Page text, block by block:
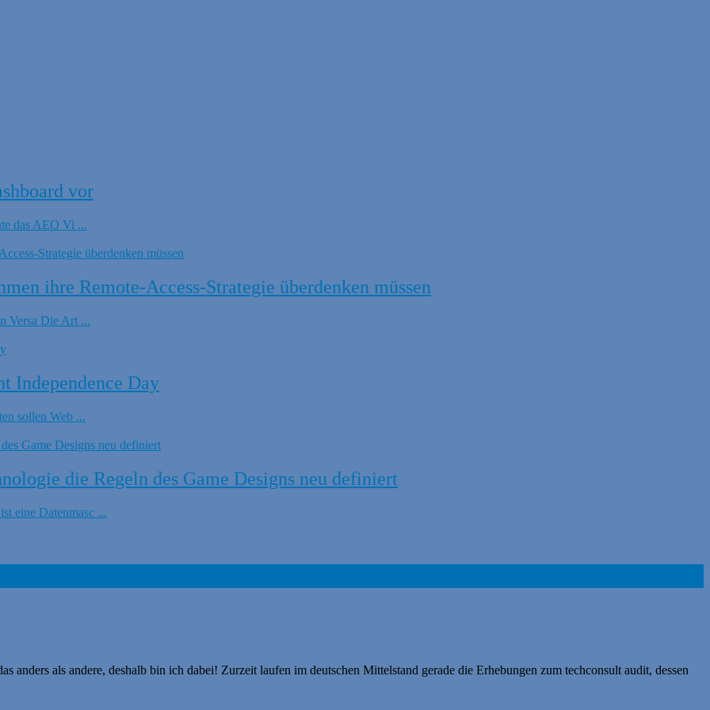
vor
das AEO Vi ...
ihre Remote-Access-Strategie überdenken müssen
Versa Die Art ...
Independence Day
sollen Web ...
die Regeln des Game Designs neu definiert
eine Datenmasc ...
anders als andere, deshalb bin ich dabei! Zurzeit laufen im deutschen Mittelstand gerade die Erhebungen zum techconsult audit, dessen